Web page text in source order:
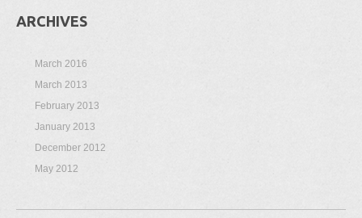
ARCHIVES
March 2016
March 2013
February 2013
January 2013
December 2012
May 2012